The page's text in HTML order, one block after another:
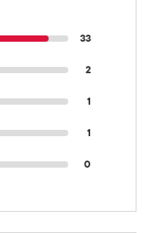
33
2
1
1
0